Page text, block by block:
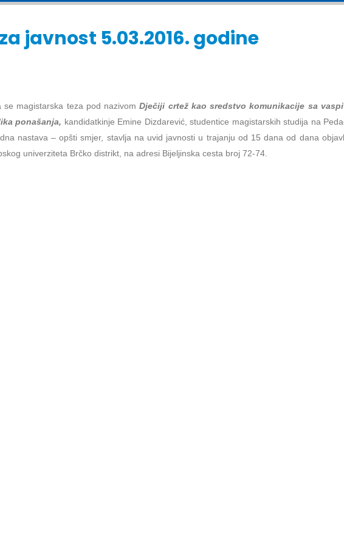
javnost 5.03.2016. godine
se magistarska teza pod nazivomDječiji crtež kao sredstvo komunikacije sa
ponašanja, kandidatkinje Emine Dizdarević, studentice magistarskih studija na
nastava – opšti smjer, stavlja na uvid javnosti u trajanju od 15 dana od dana
univerziteta Brčko distrikt, na adresi Bijeljinska cesta broj 72-74.
godine
30/07/2026
Obavještenje za javnost 30.07.2026.
24/07/2026
Prof. dr Sead Rešić – rezultati
22/07/2026